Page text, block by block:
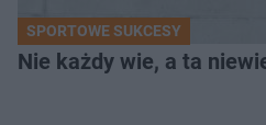
SPORTOWE SUKCESY
Nie każdy wie, a ta